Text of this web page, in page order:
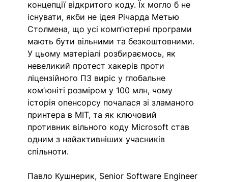
концепції відкритого коду. Їх могло б не
існувати, якби не ідея Річарда Метью
Столмена, що усі компʼютерні програми
мають бути вільними та безкоштовними.
У цьому матеріалі розбираємось, як
невеликий протест хакерів проти
ліцензійного ПЗ виріс у глобальне
комʼюніті розміром у 100 млн, чому
історія опенсорсу почалася зі зламаного
принтера в MIT, та як ключовий
противник вільного коду Microsoft став
одним з найактивніших учасників
спільноти.
Павло Кушнерик, Senior Software Engineer